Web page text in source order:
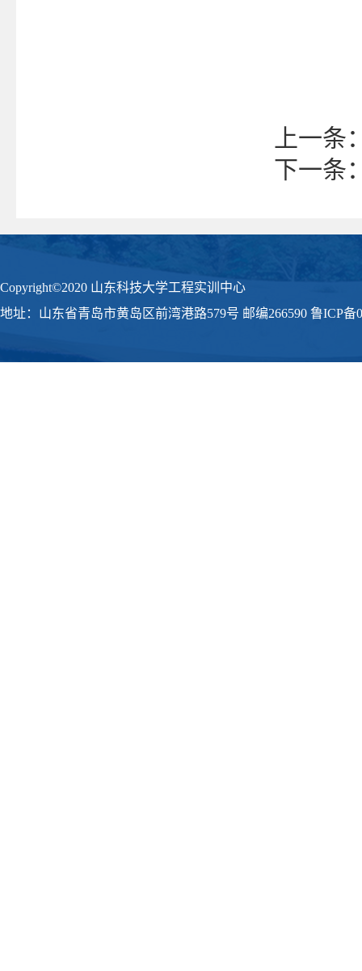
上一条
下一条
Copyright©2020 山东科技大学工程实训中心
地址：山东省青岛市黄岛区前湾港路579号 邮编266590 鲁ICP备